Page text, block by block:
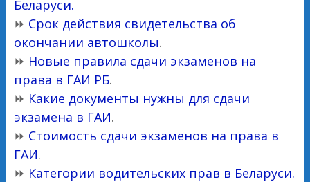
Беларуси.
⏩ Срок действия свидетельства об
окончании автошколы.
⏩ Новые правила сдачи экзаменов на
права в ГАИ РБ.
⏩ Какие документы нужны для сдачи
экзамена в ГАИ.
⏩ Стоимость сдачи экзаменов на права в
ГАИ.
⏩ Категории водительских прав в Беларуси.